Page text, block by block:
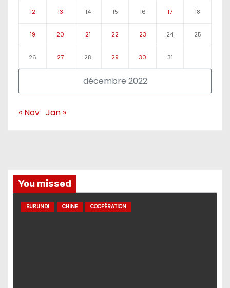
décembre 2022
12 13 14 15 16 17 18
19 20 21 22 23 24 25
26 27 28 29 30 31
« Nov Jan »
You missed
BURUNDI CHINE COOPÉRATION